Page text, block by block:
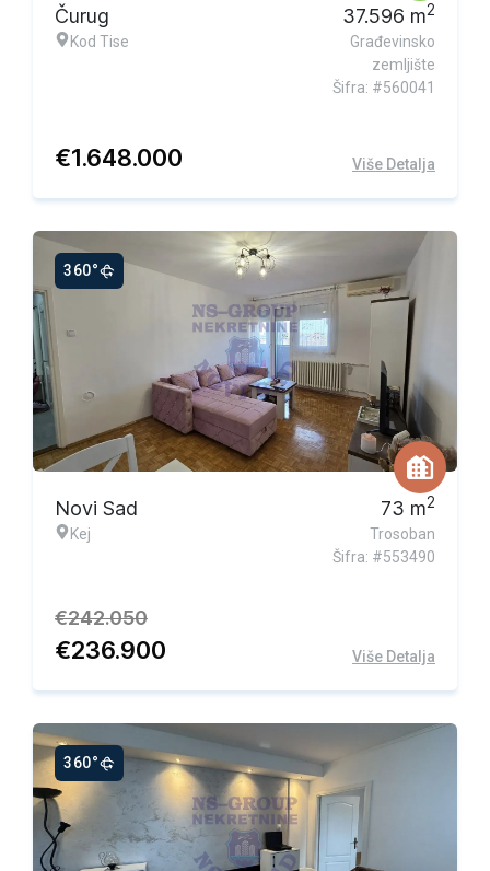
Čurug
Kod Tise
37.596 m2
Građevinsko
zemljište
Šifra: #560041
€1.648.000 Više Detalja
360°
Ekskluzivna ponuda
Novi Sad
Kej
73 m2
Trosoban
Šifra: #553490
€242.050
€236.900 Više Detalja
360°